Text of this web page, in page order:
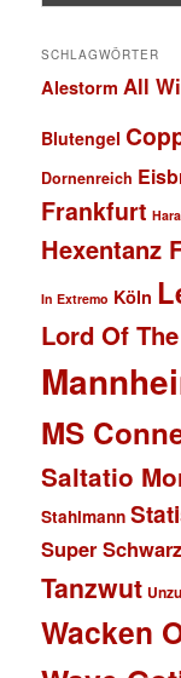
SCHLAGWÖRTER
Alestorm All
Blutengel
Dornenreich
Frankfurt
Hexentanz
In Extremo Köln
Lord Of
MS
Saltatio
Stahlmann
Super
Tanzwut
Wacken